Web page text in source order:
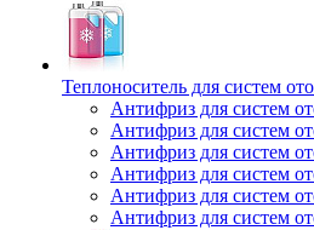
Теплоноситель для систем
Антифриз для систем
Антифриз для систем
Антифриз для систем
Антифриз для систем
Антифриз для систем
Антифриз для систем